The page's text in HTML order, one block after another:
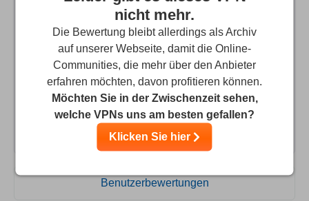
Waste of money
I bought a "lifetime" premium service which worked for a
month or two and now I can't get it to connect; even in
basic mode. I posted a question on the "support" site
which was never answered. Avoid this VPN service, it's
basically a scam.
Benutzerbewertungen
nicht mehr.
Die Bewertung bleibt allerdings als Archiv
auf unserer Webseite, damit die Online-
Communities, die mehr über den Anbieter
erfahren möchten, davon profitieren können.
Möchten Sie in der Zwischenzeit sehen,
welche VPNs uns am besten gefallen?
Klicken Sie hier